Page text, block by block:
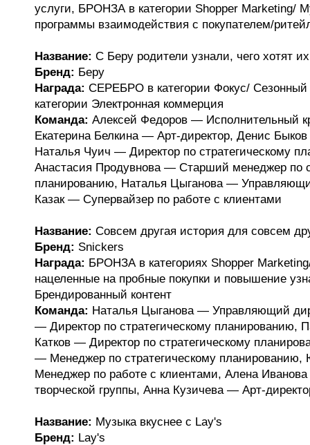
услуги, БРОНЗА в категории Shopper Marketing/
программы взаимодействия с покупателем/
Название: С Беру родители узнали, чего хотят
Бренд: Беру
Награда: СЕРЕБРО в категории Фокус/
категории Электронная коммерция
Команда: Алексей Федоров — Исполнительный
Екатерина Белкина — Арт-директор, Денис
Наталья Чуич — Директор по стратегическому
Анастасия Продувнова — Старший менеджер по
планированию, Наталья Цыганова —
Казак — Супервайзер по работе с клиентами
Название: Совсем другая история для совсем
Бренд: Snickers
Награда: БРОНЗА в категориях Shopper
нацеленные на пробные покупки и повышение
Брендированный контент
Команда: Наталья Цыганова — Управляющий
— Директор по стратегическому планированию,
Катков — Директор по стратегическому
— Менеджер по стратегическому
Менеджер по работе с клиентами, Алена
творческой группы, Анна Кузичева — Арт-
Название: Музыка вкуснее с Lay's
Бренд: Lay's